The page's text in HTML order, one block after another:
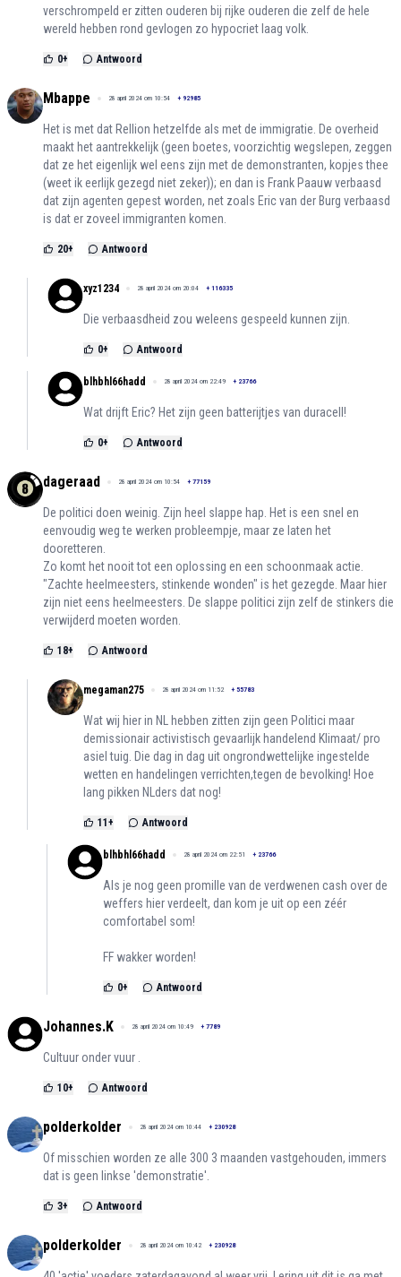
verschrompeld er zitten ouderen bij rijke ouderen die zelf de hele
wereld hebben rond gevlogen zo hypocriet laag volk.
0+ Antwoord
Mbappe 28 april 2024 om 10:54 + 92985
Het is met dat Rellion hetzelfde als met de immigratie. De overheid
maakt het aantrekkelijk (geen boetes, voorzichtig wegslepen, zeggen
dat ze het eigenlijk wel eens zijn met de demonstranten, kopjes thee
(weet ik eerlijk gezegd niet zeker)); en dan is Frank Paauw verbaasd
dat zijn agenten gepest worden, net zoals Eric van der Burg verbaasd
is dat er zoveel immigranten komen.
20+ Antwoord
xyz1234 28 april 2024 om 20:04 + 116335
Die verbaasdheid zou weleens gespeeld kunnen zijn.
0+ Antwoord
blhbhl66hadd 28 april 2024 om 22:49 + 23766
Wat drijft Eric? Het zijn geen batterijtjes van duracell!
0+ Antwoord
dageraad 28 april 2024 om 10:54 + 77159
De politici doen weinig. Zijn heel slappe hap. Het is een snel en
eenvoudig weg te werken probleempje, maar ze laten het
dooretteren.
Zo komt het nooit tot een oplossing en een schoonmaak actie.
"Zachte heelmeesters, stinkende wonden" is het gezegde. Maar hier
zijn niet eens heelmeesters. De slappe politici zijn zelf de stinkers die
verwijderd moeten worden.
18+ Antwoord
megaman275 28 april 2024 om 11:52 + 55783
Wat wij hier in NL hebben zitten zijn geen Politici maar
demissionair activistisch gevaarlijk handelend Klimaat/ pro
asiel tuig. Die dag in dag uit ongrondwettelijke ingestelde
wetten en handelingen verrichten,tegen de bevolking! Hoe
lang pikken NLders dat nog!
11 + Antwoord
blhbhl66hadd 28 april 2024 om 22:51 + 23766
Als je nog geen promille van de verdwenen cash over de
weffers hier verdeelt, dan kom je uit op een zéér
comfortabel som!
FF wakker worden!
0+ Antwoord
Johannes.K 28 april 2024 om 10:49 + 7789
Cultuur onder vuur .
10+ Antwoord
polderkolder 28 april 2024 om 10:44 + 230928
Of misschien worden ze alle 300 3 maanden vastgehouden, immers
dat is geen linkse 'demonstratie'.
3+ Antwoord
polderkolder 28 april 2024 om 10:42 + 230928